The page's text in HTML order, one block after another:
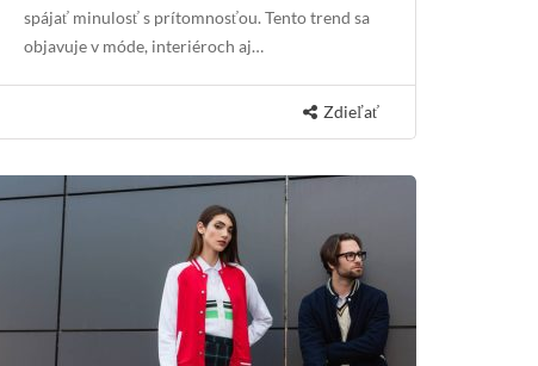
spájať minulosť s prítomnosťou. Tento trend sa
objavuje v móde, interiéroch aj…
Zdieľať